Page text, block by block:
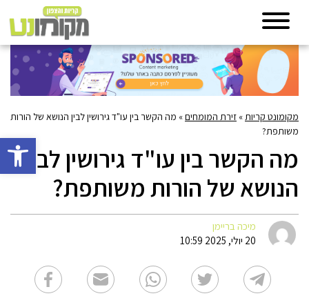
פתח
מקומונט קריות » זירת המומחים» מה הקשר בין עו"ד גירושין לבין הנושא של הורות
משותפת?
מה הקשר בין עו"ד גירושין לבין
הנושא של הורות משותפת?
מיכה בריימן
20 יולי, 2025 10:59